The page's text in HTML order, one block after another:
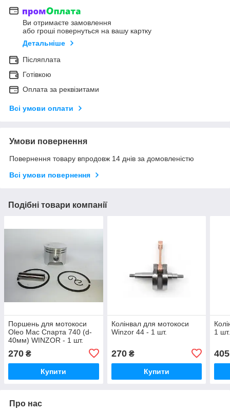
Ви отримаєте замовлення
або гроші повернуться на вашу картку
Детальніше
Післяплата
Готівкою
Оплата за реквізитами
Всі умови оплати
Умови повернення
Повернення товару впродовж 14 днів за домовленістю
Всі умови повернення
Подібні товари компанії
Поршень для мотокоси
Oleo Mac Спарта 740 (d-
40мм) WINZOR - 1 шт.
270 ₴
Купити
Колінвал для мотокоси
Winzor 44 - 1 шт.
270₴
Купити
1 шт.
405
Про нас